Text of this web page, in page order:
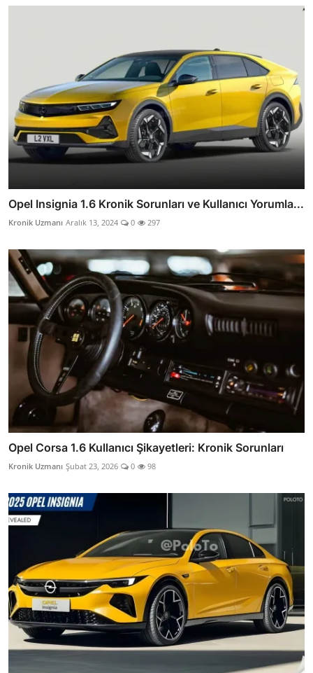
Opel Insignia 1.6 Kronik Sorunları ve Kullanıcı Yorumla...
Kronik Uzmanı Aralık 13, 2024 0 297
Opel Corsa 1.6 Kullanıcı Şikayetleri: Kronik Sorunları
Kronik Uzmanı Şubat 23, 2026 0 98